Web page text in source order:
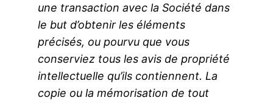
une transaction avec la Société dans
le but d’obtenir les éléments
précisés, ou pourvu que vous
conserviez tous les avis de propriété
intellectuelle qu’ils contiennent. La
copie ou la mémorisation de tout